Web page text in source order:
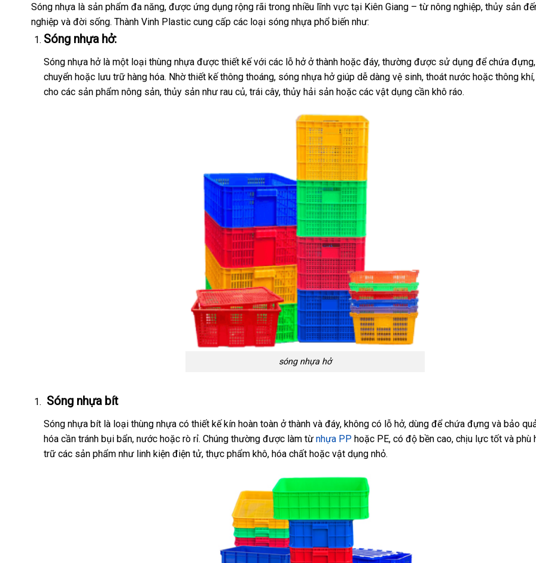
Sóng nhựa là sản phẩm đa năng, được ứng dụng rộng rãi trong nhiều lĩnh vực tại Kiên Giang – từ nông nghiệp, thủy sản
nghiệp và đời sống. Thành Vinh Plastic cung cấp các loại sóng nhựa phổ biến như:
Sóng nhựa hở:
Sóng nhựa hở là một loại thùng nhựa được thiết kế với các lỗ hở ở thành hoặc đáy, thường được sử dụng để chứa
chuyển hoặc lưu trữ hàng hóa. Nhờ thiết kế thông thoáng, sóng nhựa hở giúp dễ dàng vệ sinh, thoát nước hoặc thông
cho các sản phẩm nông sản, thủy sản như rau củ, trái cây, thủy hải sản hoặc các vật dụng cần khô ráo.
sóng nhựa hở
Sóng nhựa bít
Sóng nhựa bít là loại thùng nhựa có thiết kế kín hoàn toàn ở thành và đáy, không có lỗ hở, dùng để chứa đựng và bảo
hóa cần tránh bụi bẩn, nước hoặc rò rỉ. Chúng thường được làm từ nhựa PP hoặc PE, có độ bền cao, chịu lực tốt và phù
trữ các sản phẩm như linh kiện điện tử, thực phẩm khô, hóa chất hoặc vật dụng nhỏ.